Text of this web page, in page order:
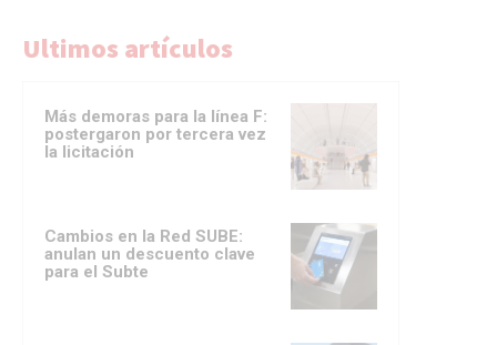
Ultimos artículos
Más demoras para la línea F:
postergaron por tercera vez
la licitación
Cambios en la Red SUBE:
anulan un descuento clave
para el Subte